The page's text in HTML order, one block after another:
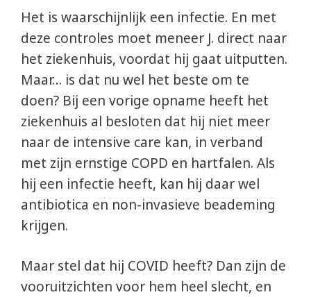
Het is waarschijnlijk een infectie. En met
deze controles moet meneer J. direct naar
het ziekenhuis, voordat hij gaat uitputten.
Maar… is dat nu wel het beste om te
doen? Bij een vorige opname heeft het
ziekenhuis al besloten dat hij niet meer
naar de intensive care kan, in verband
met zijn ernstige COPD en hartfalen. Als
hij een infectie heeft, kan hij daar wel
antibiotica en non-invasieve beademing
krijgen.
Maar stel dat hij COVID heeft? Dan zijn de
vooruitzichten voor hem heel slecht, en